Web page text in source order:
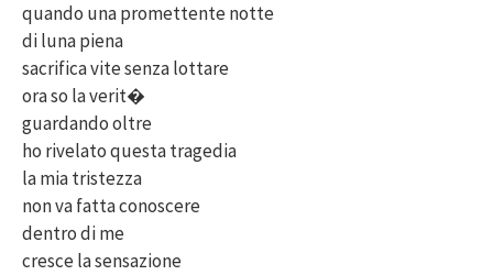
quando una promettente notte
di luna piena
sacrifica vite senza lottare
ora so la verit�
guardando oltre
ho rivelato questa tragedia
la mia tristezza
non va fatta conoscere
dentro di me
cresce la sensazione